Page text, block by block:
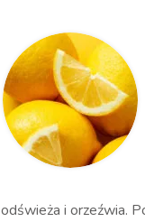
odświeża i orzeźwia.